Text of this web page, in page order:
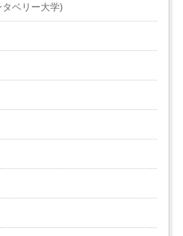
ベリー大学)